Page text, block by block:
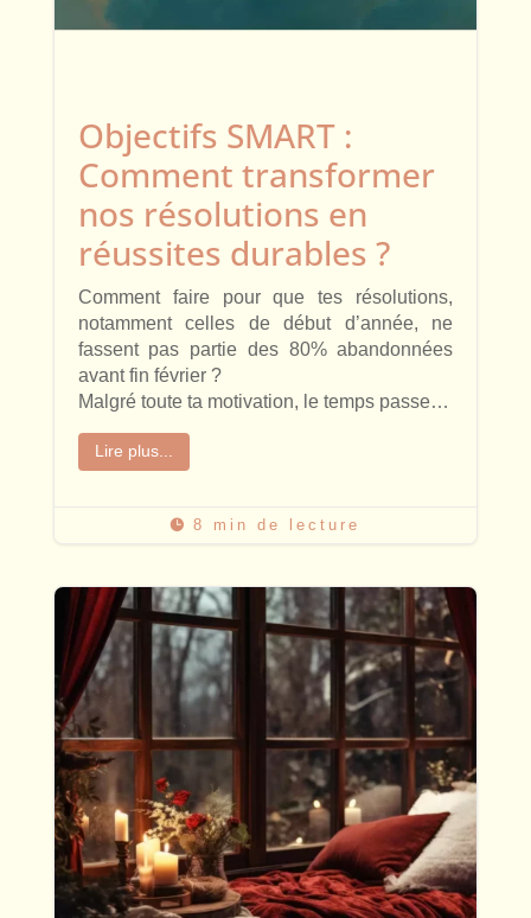
Objectifs SMART :
Comment transformer
nos résolutions en
réussites durables ?
Comment faire pour que tes résolutions,
notamment celles de début d’année, ne
fassent pas partie des 80% abandonnées
avant fin février ?
Malgré toute ta motivation, le temps passe…
Lire plus...
 8 min de lecture